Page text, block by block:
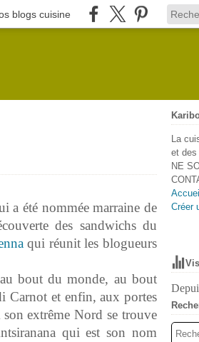
blogs cuisine
a été nommée marraine de
des sandwichs du
qui réunit les blogueurs
bout du monde, au bout
Carnot et enfin, aux portes
extrême Nord se trouve
qui est son nom
La
et des
NE
Créer